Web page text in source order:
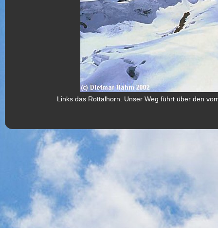
Links das Rottalhorn. Unser Weg führt über den